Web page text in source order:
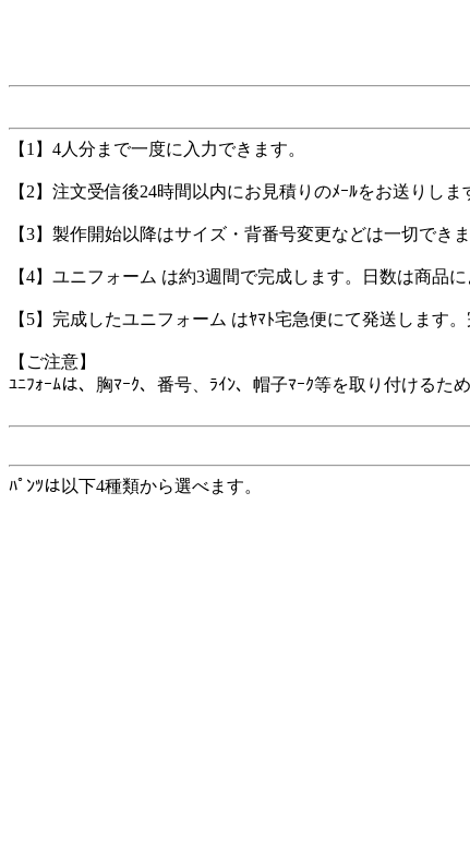
【1】4人分まで一度に入力できます。
【2】注文受信後24時間以内にお見積りのﾒｰﾙをお送りしま
【3】製作開始以降はサイズ・背番号変更などは一切できま
【4】ユニフォーム は約3週間で完成します。日数は商品に
【5】完成したユニフォーム はﾔﾏﾄ宅急便にて発送します
【ご注意】
ﾕﾆﾌｫｰﾑは、胸ﾏｰｸ、番号、ﾗｲﾝ、帽子ﾏｰｸ等を取り付ける
ﾊﾟﾝﾂは以下4種類から選べます。